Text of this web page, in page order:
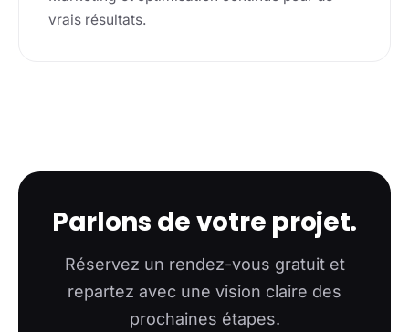
vrais résultats.
Parlons de votre projet.
Réservez un rendez-vous gratuit et
repartez avec une vision claire des
prochaines étapes.